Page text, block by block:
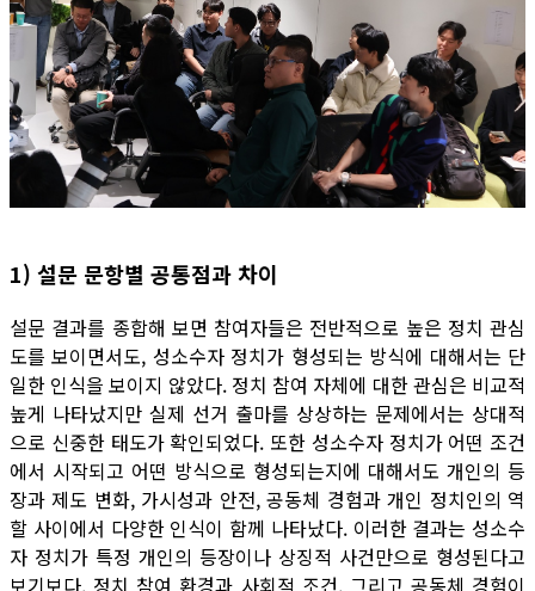
1) 설문 문항별 공통점과 차이
설문 결과를 종합해 보면 참여자들은 전반적으로 높은 정치 관심
도를 보이면서도, 성소수자 정치가 형성되는 방식에 대해서는 단
일한 인식을 보이지 않았다. 정치 참여 자체에 대한 관심은 비교적
높게 나타났지만 실제 선거 출마를 상상하는 문제에서는 상대적
으로 신중한 태도가 확인되었다. 또한 성소수자 정치가 어떤 조건
에서 시작되고 어떤 방식으로 형성되는지에 대해서도 개인의 등
장과 제도 변화, 가시성과 안전, 공동체 경험과 개인 정치인의 역
할 사이에서 다양한 인식이 함께 나타났다. 이러한 결과는 성소수
자 정치가 특정 개인의 등장이나 상징적 사건만으로 형성된다고